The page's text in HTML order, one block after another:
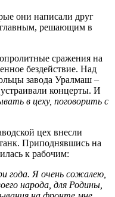
они написали друг
главным, решающим в
сражения на
бездействие. Над
завода Уралмаш –
концерты. И
в цеху, поговорить с
цех внесли
Приподнявшись на
к рабочим:
года. Я очень сожалею,
народа, для Родины,